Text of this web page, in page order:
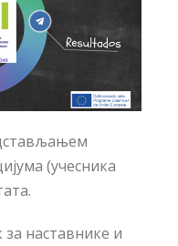
(учесника
наставнике и